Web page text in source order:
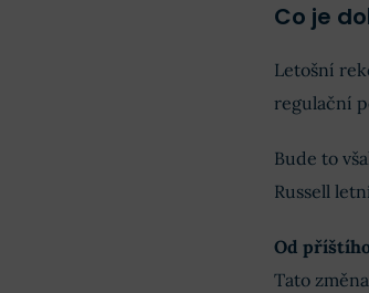
Co je
Letošní
regulační
Bude to
Russell
Od
Tato